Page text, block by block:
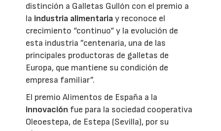
distinción a Galletas Gullón con el premio a
la industria alimentariay reconoce el
crecimiento “continuo“ y la evolución de
esta industria ”centenaria, una de las
principales productoras de galletas de
Europa, que mantiene su condición de
empresa familiar”.
El premio Alimentos de España a la
innovación fue para la sociedad cooperativa
Oleoestepa, de Estepa (Sevilla), por su